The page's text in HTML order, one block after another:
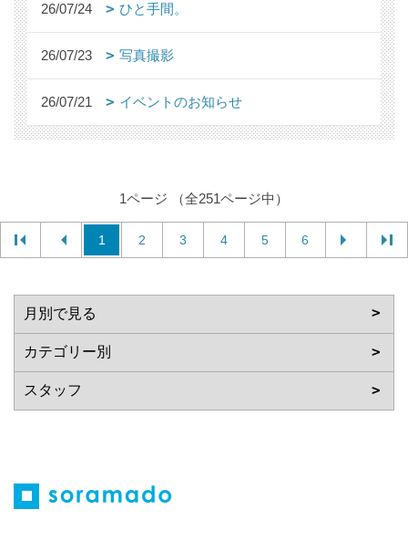
26/07/24 ひと手間。
26/07/23 写真撮影
26/07/21 イベントのお知らせ
1ページ （全251ページ中）
1 2 3 4 5 6